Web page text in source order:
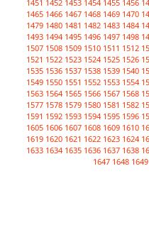
1451 1452 1453 1454 1455 1456
1465 1466 1467 1468 1469 1470
1479 1480 1481 1482 1483 1484
1493 1494 1495 1496 1497 1498
1507 1508 1509 1510 1511 1512
1521 1522 1523 1524 1525 1526
1535 1536 1537 1538 1539 1540
1549 1550 1551 1552 1553 1554
1563 1564 1565 1566 1567 1568
1577 1578 1579 1580 1581 1582
1591 1592 1593 1594 1595 1596
1605 1606 1607 1608 1609 1610
1619 1620 1621 1622 1623 1624
1633 1634 1635 1636 1637 1638
1647 1648 1649